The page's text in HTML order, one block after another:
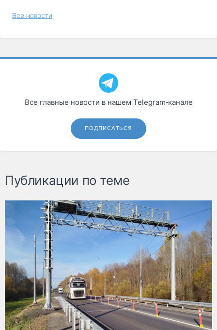
Все новости
Все главные новости в нашем Telegram‑канале
ПОДПИСАТЬСЯ
Публикации по теме